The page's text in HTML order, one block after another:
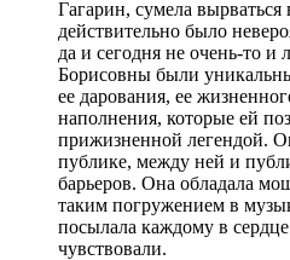
Гагарин, сумела
действительно было
да и сегодня не очень-то и
Борисовны были
ее дарования, ее
наполнения, которые ей
прижизненной легендой.
публике, между ней и
барьеров. Она обладала
таким погружением в
посылала каждому в
чувствовали.